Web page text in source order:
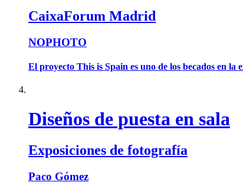
CaixaForum Madrid
NOPHOTO
El proyecto This is Spain es uno de los becados en
Diseños de puesta en sala
Exposiciones de fotografía
Paco Gómez